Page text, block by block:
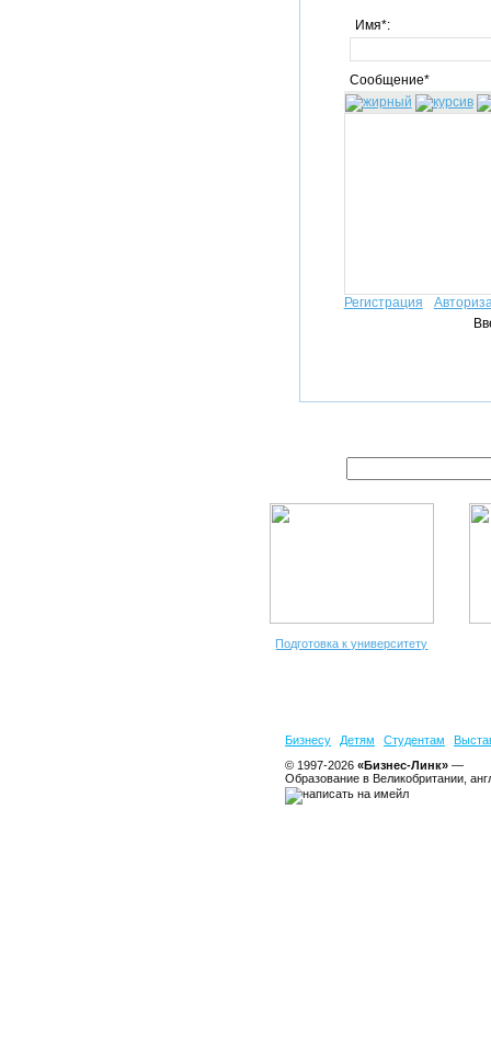
Имя*:
Сообщение*
Регистрация
Подготовка к университету
Бизнесу Детям Студентам
© 1997-2026 «Бизнес-Линк» —
Образование в Великобритании,